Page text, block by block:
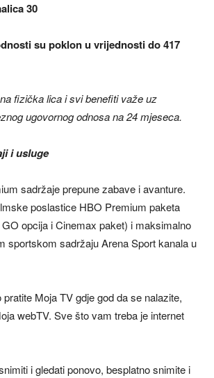
30
su poklon u vrijednosti do 417
fizička lica i svi benefiti važe uz
ugovornog odnosa na 24 mjeseca.
i usluge
sadržaje prepune zabave i avanture.
poslastice HBO Premium paketa
opcija i Cinemax paket) i maksimalno
sportskom sadržaju Arena Sport kanala u
pratite Moja TV gdje god da se nalazite,
webTV. Sve što vam treba je internet
i gledati ponovo, besplatno snimite i